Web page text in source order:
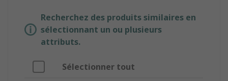
Recherchez des produits similaires en
sélectionnant un ou plusieurs
attributs.
Sélectionner tout